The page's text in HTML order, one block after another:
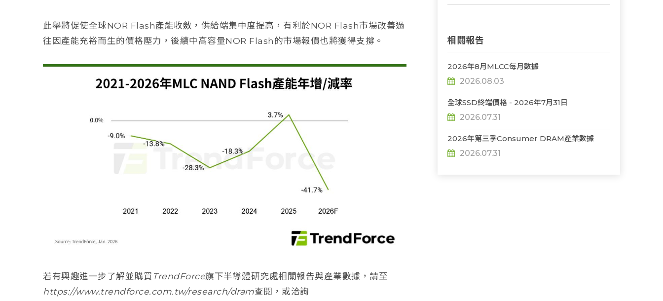
此舉將促使全球NOR Flash產能收斂，供給端集中度提高，有利於NOR Flash市場改善過
往因產能充裕而生的價格壓力，後續中高容量NOR Flash的市場報價也將獲得支撐。
若有興趣進一步了解並購買TrendForce旗下半導體研究處相關報告與產業數據，請至
https://www.trendforce.com.tw/research/dram查閱，或洽詢
相關報告
2026年8月MLCC每月數據
2026.08.03
全球SSD終端價格 - 2026年7月31日
2026.07.31
2026年第三季Consumer DRAM產業數據
2026.07.31